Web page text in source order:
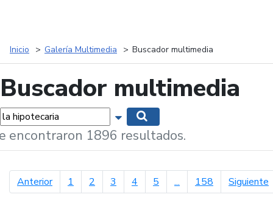
Inicio Galería Multimedia Buscador multimedia
Buscador multimedia
Mostrar opciones de búsqueda
encontraron 1896 resultados.
Anteriorpágina anterior
1 2 3 4 5 ... 158 Siguiente